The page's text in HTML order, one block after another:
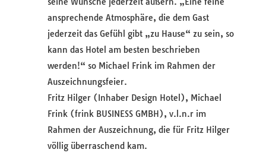
ansprechende Atmosphäre, die dem Gast
jederzeit das Gefühl gibt „zu Hause“ zu sein, so
kann das Hotel am besten beschrieben
werden!“ so Michael Frink im Rahmen der
Auszeichnungsfeier.
Fritz Hilger (Inhaber Design Hotel), Michael
Frink (frink BUSINESS GMBH), v.l.n.r im
Rahmen der Auszeichnung, die für Fritz Hilger
völlig überraschend kam.